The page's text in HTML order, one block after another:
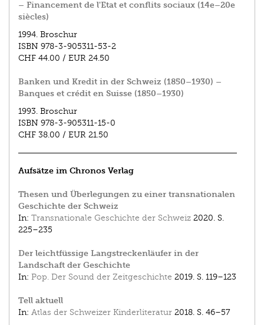
– Financement de l'Etat et conflits sociaux (14e–20e
siècles)
1994. Broschur
ISBN 978-3-905311-53-2
CHF 44.00 / EUR 24.50
Banken und Kredit in der Schweiz (1850–1930) –
Banques et crédit en Suisse (1850–1930)
1993. Broschur
ISBN 978-3-905311-15-0
CHF 38.00 / EUR 21.50
Aufsätze im Chronos Verlag
Thesen und Überlegungen zu einer transnationalen
Geschichte der Schweiz
In: Transnationale Geschichte der Schweiz 2020. S.
225–235
Der leichtfüssige Langstreckenläufer in der
Landschaft der Geschichte
In: Pop. Der Sound der Zeitgeschichte 2019. S. 119–123
Tell aktuell
In: Atlas der Schweizer Kinderliteratur 2018. S. 46–57